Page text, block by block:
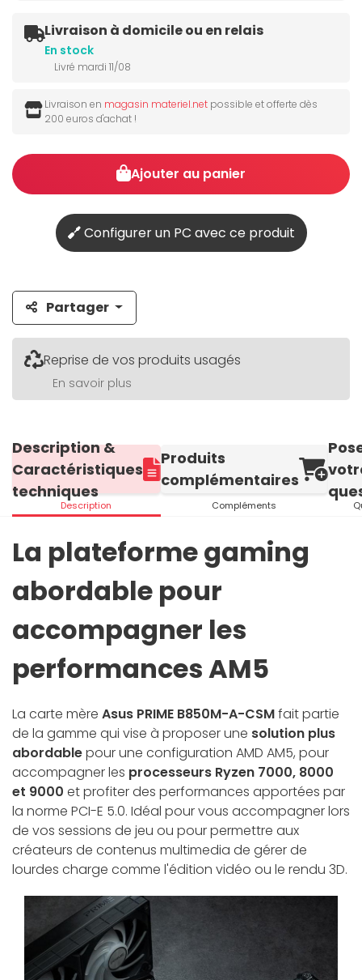
Livraison à domicile ou en relais
En stock
Livré mardi 11/08
Livraison en magasin materiel.net possible et offerte dès
200 euros d'achat !
Ajouter au panier
Configurer un PC avec ce produit
Partager
Reprise de vos produits usagés
En savoir plus
Description &
Caractéristiques
techniques
Description
Produits
complémentaires
Compléments
La plateforme gaming
abordable pour
accompagner les
performances AM5
La carte mère Asus PRIME B850M-A-CSMfait partie
de la gamme qui vise à proposer une solution plus
abordablepour une configuration AMD AM5, pour
accompagner les processeurs Ryzen 7000, 8000
et 9000 et profiter des performances apportées par
la norme PCI-E 5.0. Idéal pour vous accompagner lors
de vos sessions de jeu ou pour permettre aux
créateurs de contenus multimedia de gérer de
lourdes charge comme l'édition vidéo ou le rendu 3D.